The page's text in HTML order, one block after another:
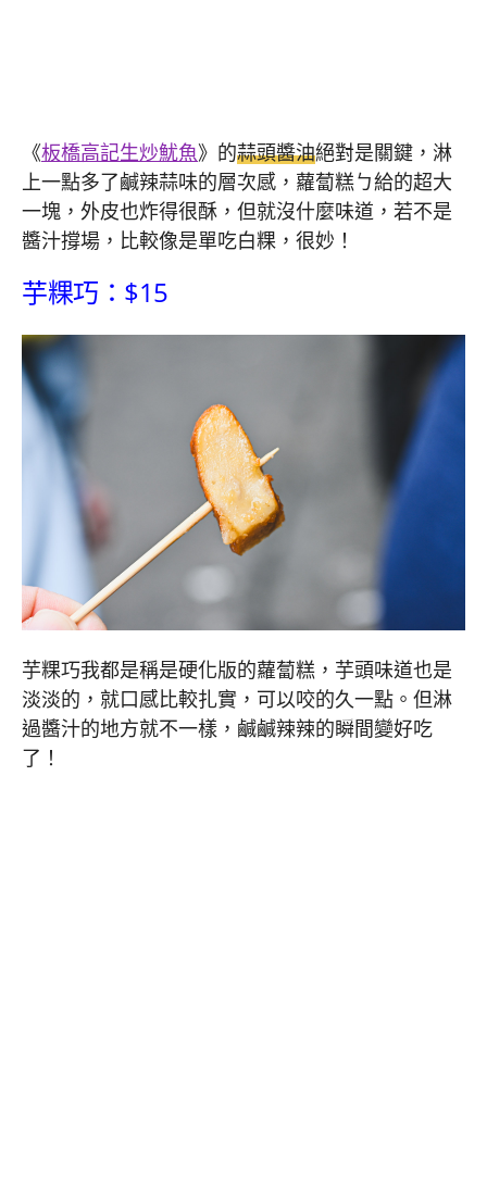
《板橋高記生炒魷魚》的蒜頭醬油絕對是關鍵，淋
上一點多了鹹辣蒜味的層次感，蘿蔔糕ㄅ給的超大
一塊，外皮也炸得很酥，但就沒什麼味道，若不是
醬汁撐場，比較像是單吃白粿，很妙！
芋粿巧：$15
芋粿巧我都是稱是硬化版的蘿蔔糕，芋頭味道也是
淡淡的，就口感比較扎實，可以咬的久一點。但淋
過醬汁的地方就不一樣，鹹鹹辣辣的瞬間變好吃
了！